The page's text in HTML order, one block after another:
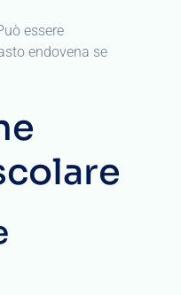
essere
endovena se